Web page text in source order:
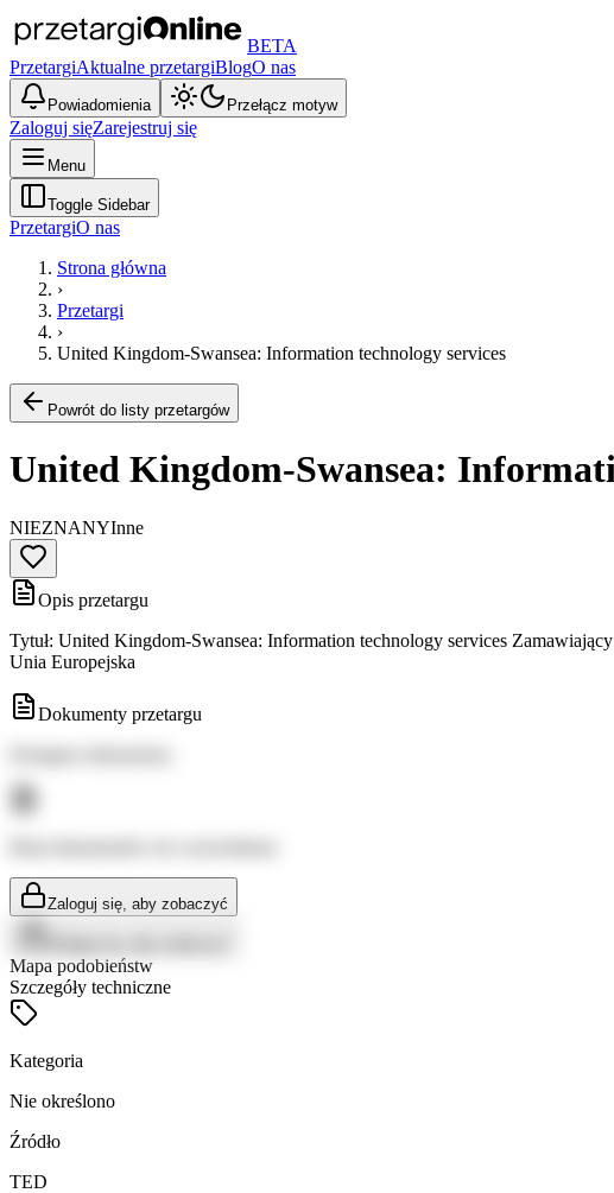
BETA
PrzetargiAktualne przetargiBlogO nas
Powiadomienia Przełącz motyw
Zaloguj sięZarejestruj się
Menu
Toggle Sidebar
PrzetargiO nas
Strona główna
›
Przetargi
›
United Kingdom-Swansea: Information technology services
Powrót do listy przetargów
United Kingdom-Swansea:
NIEZNANYInne
Opis przetargu
Tytuł: United Kingdom-Swansea: Information technology services
Unia Europejska
Dokumenty przetargu
Zaloguj się, aby zobaczyć
Mapa podobieństw
Szczegóły techniczne
Kategoria
Nie określono
Źródło
TED